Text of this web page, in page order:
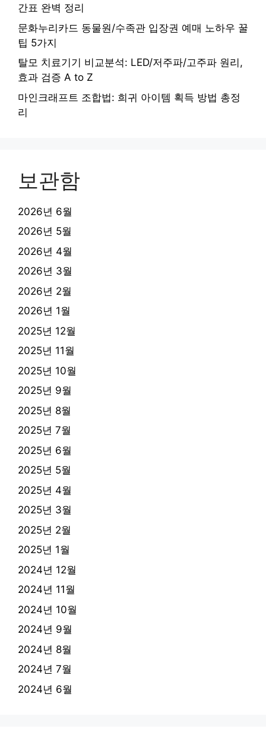
간표 완벽 정리
문화누리카드 동물원/수족관 입장권 예매 노하우 꿀
팁 5가지
탈모 치료기기 비교분석: LED/저주파/고주파 원리,
효과 검증 A to Z
마인크래프트 조합법: 희귀 아이템 획득 방법 총정
리
보관함
2026년 6월
2026년 5월
2026년 4월
2026년 3월
2026년 2월
2026년 1월
2025년 12월
2025년 11월
2025년 10월
2025년 9월
2025년 8월
2025년 7월
2025년 6월
2025년 5월
2025년 4월
2025년 3월
2025년 2월
2025년 1월
2024년 12월
2024년 11월
2024년 10월
2024년 9월
2024년 8월
2024년 7월
2024년 6월